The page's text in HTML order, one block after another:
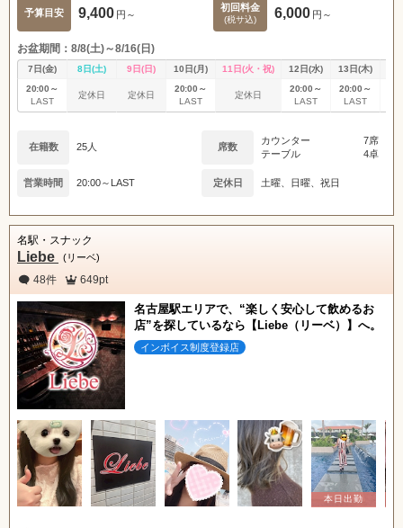
予算目安 9,400 円～
初回料金
(税サ込) 6,000 円～
お盆期間：8/8(土)～8/16(日)
7日(金) 8日(土) 9日(日) 10日(月) 11日(火・祝) 12日(水) 13日(木)
20:00～
LAST
定休日 定休日
20:00～
LAST
定休日
20:00～
LAST
20:00～
LAST
在籍数 25人 席数
カウンター
7席
テーブル
4卓
営業時間 20:00～LAST 定休日 土曜、日曜、祝日
名駅・スナック
Liebe (リーベ)
48件 649pt
名古屋駅エリアで、“楽しく安心して飲めるお
店”を探しているなら【Liebe（リーベ）】へ。
インボイス制度登録店